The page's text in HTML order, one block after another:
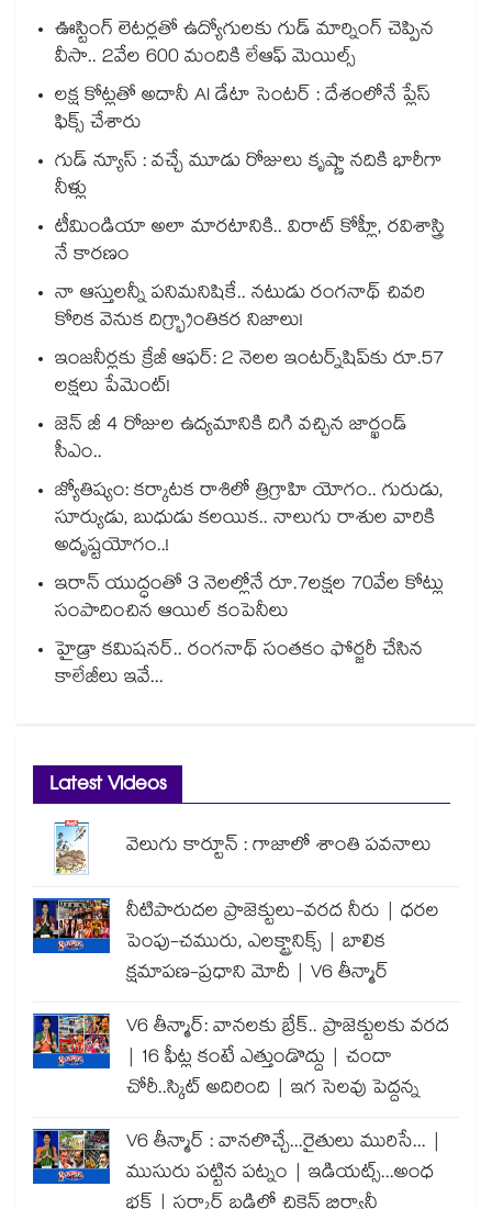
ఊస్టింగ్ లెటర్లతో ఉద్యోగులకు గుడ్ మార్నింగ్ చెప్పిన
వీసా.. 2వేల 600 మందికి లేఆఫ్ మెయిల్స్
లక్ష కోట్లతో అదానీ AI డేటా సెంటర్ : దేశంలోనే ప్లేస్
ఫిక్స్ చేశారు
గుడ్ న్యూస్ : వచ్చే మూడు రోజులు కృష్ణా నదికి భారీగా
నీళ్లు
టీమిండియా అలా మారటానికి.. విరాట్ కోహ్లీ, రవిశాస్త్రి
నే కారణం
నా ఆస్తులన్నీ పనిమనిషికే.. నటుడు రంగనాథ్ చివరి
కోరిక వెనుక దిగ్భ్రాంతికర నిజాలు!
ఇంజనీర్లకు క్రేజీ ఆఫర్: 2 నెలల ఇంటర్న్‌షిప్‌కు రూ.57
లక్షలు పేమెంట్!
జెన్ జీ 4 రోజుల ఉద్యమానికి దిగి వచ్చిన జార్ఖండ్
సీఎం..
జ్యోతిష్యం: కర్కాటక రాశిలో త్రిగ్రాహి యోగం.. గురుడు,
సూర్యుడు, బుధుడు కలయిక.. నాలుగు రాశుల వారికి
అదృష్టయోగం..!
ఇరాన్ యుద్ధంతో 3 నెలల్లోనే రూ.7లక్షల 70వేల కోట్లు
సంపాదించిన ఆయిల్ కంపెనీలు
హైడ్రా కమిషనర్.. రంగనాథ్ సంతకం ఫోర్జరీ చేసిన
కాలేజీలు ఇవే...
Latest Videos
వెలుగు కార్టూన్ : గాజాలో శాంతి పవనాలు
నీటిపారుదల ప్రాజెక్టులు-వరద నీరు | ధరల
పెంపు-చమురు, ఎలక్ట్రానిక్స్ | బాలిక
క్షమాపణ-ప్రధాని మోదీ | V6 తీన్మార్
V6 తీన్మార్: వానలకు బ్రేక్.. ప్రాజెక్టులకు వరద
| 16 ఫీట్ల కంటే ఎత్తుండొద్దు | చందా
చోరీ..స్కిట్ అదిరింది | ఇగ సెలవు పెద్దన్న
V6 తీన్మార్ : వానలొచ్చే...రైతులు మురిసే... |
ముసురు పట్టిన పట్నం | ఇడియట్స్...అంధ